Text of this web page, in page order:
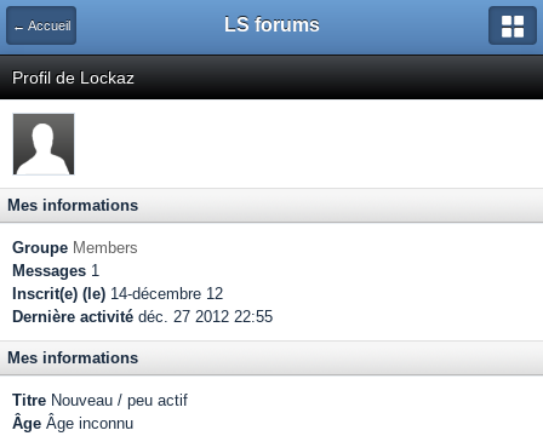
← Accueil LS forums
Profil de Lockaz
Mes informations
Groupe Members
Messages 1
Inscrit(e) (le) 14-décembre 12
Dernière activité déc. 27 2012 22:55
Mes informations
Titre Nouveau / peu actif
Âge Âge inconnu